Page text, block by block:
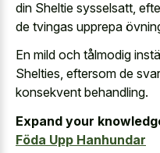
din Sheltie sysselsatt,
de tvingas upprepa
En mild och tålmodig
Shelties, eftersom de
konsekvent behandling.
Expand your
Föda Upp Hanhundar